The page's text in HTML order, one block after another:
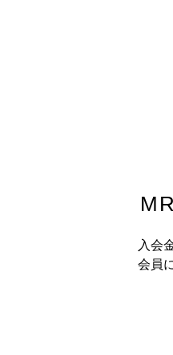
入会
会員